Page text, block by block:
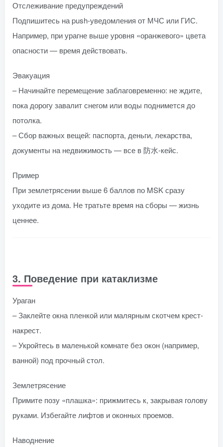
Отслеживание предупреждений
Подпишитесь на push-уведомления от МЧС или ГИС.
Например, при урагне выше уровня «оранжевого» цвета
опасности — время действовать.
Эвакуация
– Начинайте перемещение заблаговременно: не ждите,
пока дорогу завалит снегом или воды поднимется до
потолка.
– Сбор важных вещей: паспорта, деньги, лекарства,
документы на недвижимость — все в 防水-кейс.
Пример
При землетрясении выше 6 баллов по MSK сразу
уходите из дома. Не тратьте время на сборы — жизнь
ценнее.
3. Поведение при катаклизме
Ураган
– Заклейте окна пленкой или малярным скотчем крест-
накрест.
– Укройтесь в маленькой комнате без окон (например,
ванной) под прочный стол.
Землетрясение
Примите позу «плашка»: прижмитесь к, закрывая голову
руками. Избегайте лифтов и оконных проемов.
Наводнение